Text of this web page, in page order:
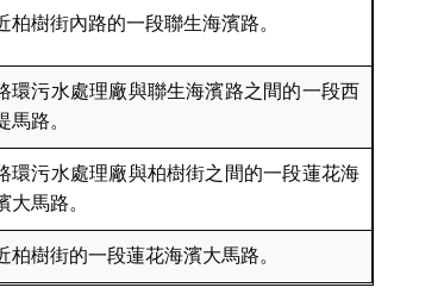
柏樹街內路的一段聯生海濱路。
環污水處理廠與聯生海濱路之間的一段西
馬路。
環污水處理廠與柏樹街之間的一段蓮花海
大馬路。
柏樹街的一段蓮花海濱大馬路。